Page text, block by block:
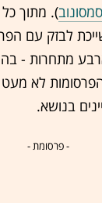
). מתוך
לבזק עם
מתחרות -
לא
בנושא.
- פרסומת -